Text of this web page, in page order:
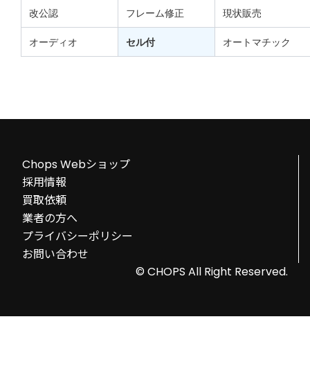
改公認 フレーム修正 現状販売
オーディオ セル付 オートマチック
Chops Webショップ
採用情報
買取依頼
業者の方へ
プライバシーポリシー
お問い合わせ
© CHOPS All Right Reserved.